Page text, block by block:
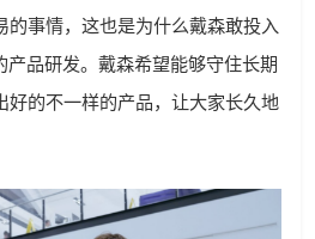
的事情，这也是为什么戴森敢投入
产品研发。戴森希望能够守住长期
好的不一样的产品，让大家长久地